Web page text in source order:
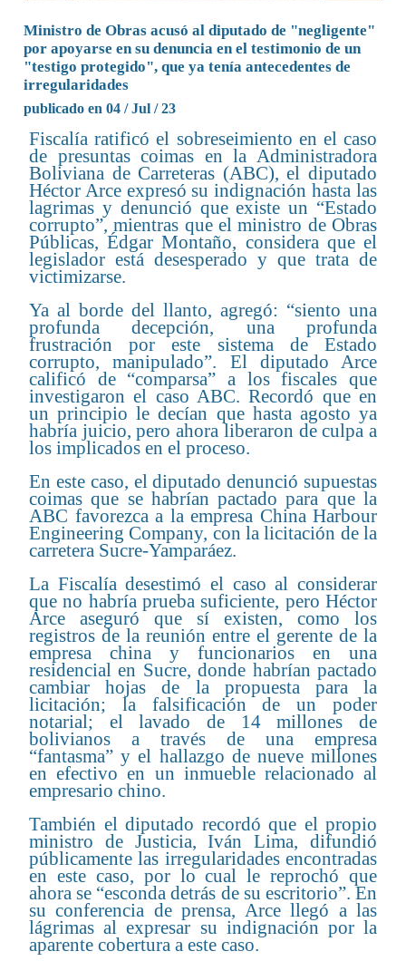
Ministro de Obras acusó al diputado de "negligente"
por apoyarse en su denuncia en el testimonio de un
"testigo protegido", que ya tenía antecedentes de
irregularidades
publicado en 04 / Jul / 23
Fiscalía ratificó el sobreseimiento en el caso
de presuntas coimas en la Administradora
Boliviana de Carreteras (ABC), el diputado
Héctor Arce expresó su indignación hasta las
lagrimas y denunció que existe un “Estado
corrupto”, mientras que el ministro de Obras
Públicas, Édgar Montaño, considera que el
legislador está desesperado y que trata de
victimizarse.
Ya al borde del llanto, agregó: “siento una
profunda decepción, una profunda
frustración por este sistema de Estado
corrupto, manipulado”. El diputado Arce
calificó de “comparsa” a los fiscales que
investigaron el caso ABC. Recordó que en
un principio le decían que hasta agosto ya
habría juicio, pero ahora liberaron de culpa a
los implicados en el proceso.
En este caso, el diputado denunció supuestas
coimas que se habrían pactado para que la
ABC favorezca a la empresa China Harbour
Engineering Company, con la licitación de la
carretera Sucre-Yamparáez.
La Fiscalía desestimó el caso al considerar
que no habría prueba suficiente, pero Héctor
Arce aseguró que sí existen, como los
registros de la reunión entre el gerente de la
empresa china y funcionarios en una
residencial en Sucre, donde habrían pactado
cambiar hojas de la propuesta para la
licitación; la falsificación de un poder
notarial; el lavado de 14 millones de
bolivianos a través de una empresa
“fantasma” y el hallazgo de nueve millones
en efectivo en un inmueble relacionado al
empresario chino.
También el diputado recordó que el propio
ministro de Justicia, Iván Lima, difundió
públicamente las irregularidades encontradas
en este caso, por lo cual le reprochó que
ahora se “esconda detrás de su escritorio”. En
su conferencia de prensa, Arce llegó a las
lágrimas al expresar su indignación por la
aparente cobertura a este caso.